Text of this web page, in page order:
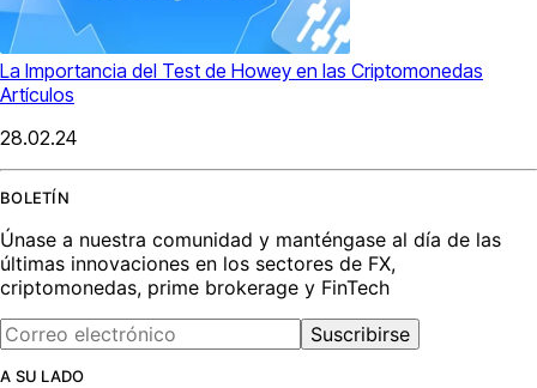
La Importancia del Test de Howey en las Criptomonedas
Artículos
28.02.24
BOLETÍN
Únase a nuestra comunidad y manténgase al día de las
últimas innovaciones en los sectores de FX,
criptomonedas, prime brokerage y FinTech
Suscribirse
A SU LADO